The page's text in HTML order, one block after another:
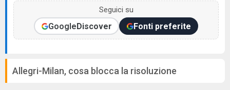
Seguici su
GoogleDiscover Fonti preferite
Allegri-Milan, cosa blocca la risoluzione